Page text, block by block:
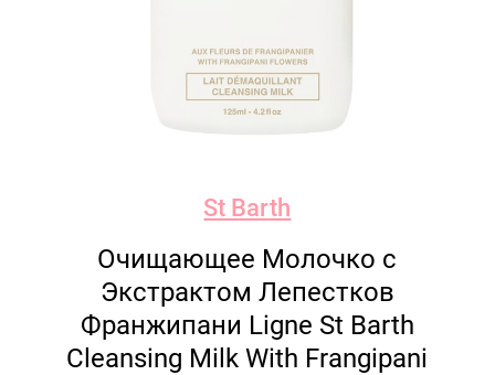
St Barth
Очищающее Молочко с
Экстрактом Лепестков
Франжипани Ligne St Barth
Cleansing Milk With Frangipani